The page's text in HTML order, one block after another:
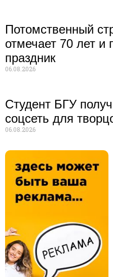
Потомственный
отмечает 70 лет
праздник
06.08.2026
Студент БГУ
соцсеть для
06.08.2026